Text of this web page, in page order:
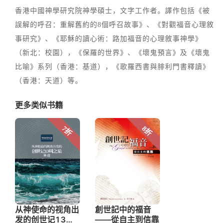
香港中國神學研究院神學碩士，文字工作者。譯作包括《被
誤解的呼召：重解舊約的8個呼召故事》、《對觀福音心理敘
事研究》、《耶穌的讀心術：路加福音的心理敘事神學》
（新北：校園），《保羅的世界》、《壞鬼預言》及《壞鬼
比喻》系列（香港：基道），《歌羅西書與腓利門書釋讀》
（香港：天道）等。
更多类似书籍